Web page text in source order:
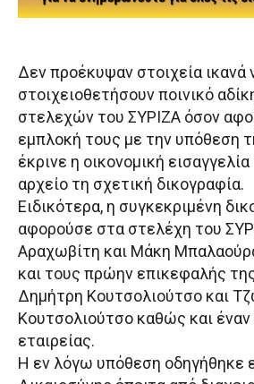
Δεν προέκυψαν στοιχεία ικανά
στοιχειοθετήσουν ποινικό
στελεχών του ΣΥΡΙΖΑ όσον
εμπλοκή τους με την υπόθεση
έκρινε η οικονομική
αρχείο τη σχετική δικογραφία.
Ειδικότερα, η συγκεκριμένη
αφορούσε στα στελέχη του
Αραχωβίτη και Μάκη
και τους πρώην επικεφαλής
Δημήτρη Κουτσολιούτσο και
Κουτσολιούτσο καθώς και
εταιρείας.
Η εν λόγω υπόθεση οδηγήθηκε